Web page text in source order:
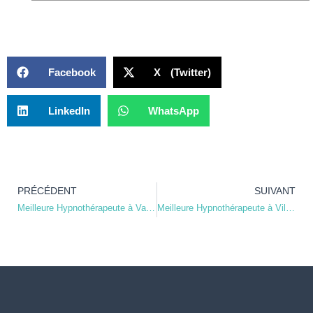
Facebook X (Twitter)
LinkedIn WhatsApp
PRÉCÉDENT
Meilleure Hypnothérapeute à Val-de-Saire
SUIVANT
Meilleure Hypnothérapeute à Villedieu-les-Poêles